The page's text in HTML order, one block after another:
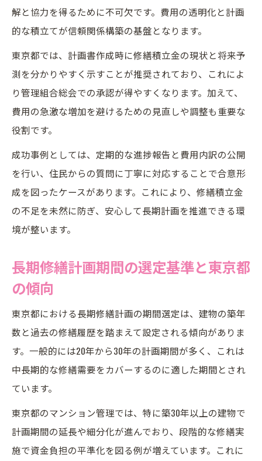
解と協力を得るために不可欠です。費用の透明化と計画
的な積立てが信頼関係構築の基盤となります。
東京都では、計画書作成時に修繕積立金の現状と将来予
測を分かりやすく示すことが推奨されており、これによ
り管理組合総会での承認が得やすくなります。加えて、
費用の急激な増加を避けるための見直しや調整も重要な
役割です。
成功事例としては、定期的な進捗報告と費用内訳の公開
を行い、住民からの質問に丁寧に対応することで合意形
成を図ったケースがあります。これにより、修繕積立金
の不足を未然に防ぎ、安心して長期計画を推進できる環
境が整います。
長期修繕計画期間の選定基準と東京都
の傾向
東京都における長期修繕計画の期間選定は、建物の築年
数と過去の修繕履歴を踏まえて設定される傾向がありま
す。一般的には20年から30年の計画期間が多く、これは
中長期的な修繕需要をカバーするのに適した期間とされ
ています。
東京都のマンション管理では、特に築30年以上の建物で
計画期間の延長や細分化が進んでおり、段階的な修繕実
施で資金負担の平準化を図る例が増えています。これに